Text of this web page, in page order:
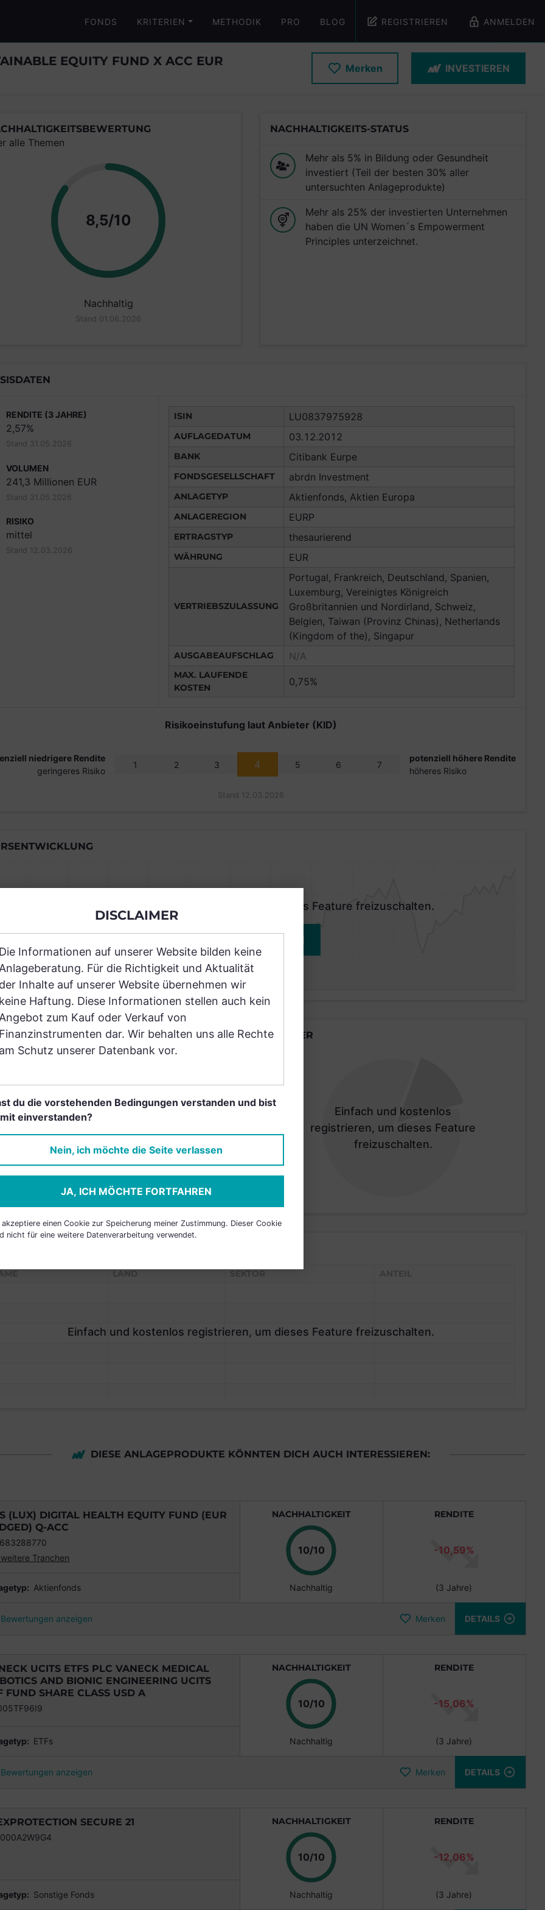
FONDS KRITERIEN METHODIK PRO BLOG REGISTRIEREN ANMELDEN
EQUITY FUND X ACC EUR
Merken INVESTIEREN
alle Themen
8,5/10 Punkte
Nachhaltig
Stand 01.06.2026
NACHHALTIGKEITS-STATUS
Mehr als 5% in Bildung oder Gesundheit
investiert (Teil der besten 30% aller
untersuchten Anlageprodukte)
Mehr als 25% der investierten Unternehmen
haben die UN Women´s Empowerment
Principles unterzeichnet.
RENDITE (3 JAHRE)
2,57%
Stand 31.05.2026
VOLUMEN
241,3 Millionen EUR
Stand 31.05.2026
RISIKO
mittel
Stand 12.03.2026
ISIN LU0837975928
AUFLAGEDATUM 03.12.2012
BANK Citibank Eurpe
FONDSGESELLSCHAFT abrdn Investment
ANLAGETYP Aktienfonds, Aktien Europa
ANLAGEREGION EURP
ERTRAGSTYP thesaurierend
WÄHRUNG EUR
VERTRIEBSZULASSUNG
Portugal, Frankreich, Deutschland, Spanien,
Luxemburg, Vereinigtes Königreich
Großbritannien und Nordirland, Schweiz,
Belgien, Taiwan (Provinz Chinas), Netherlands
(Kingdom of the), Singapur
AUSGABEAUFSCHLAG N/A
MAX. LAUFENDE
KOSTEN
0,75%
Risikoeinstufung laut Anbieter (KID)
niedrigere Rendite
geringeres Risiko
1 2 3 4 5 6 7
potenziell höhere Rendite
höheres Risiko
Stand 12.03.2026
Einfach und kostenlos registrieren, um dieses Feature freizuschalten.
JETZT ANMELDEN
Einfach und kostenlos
freizuschalten.
LÄNDER
Einfach und kostenlos
registrieren, um dieses Feature
freizuschalten.
Einfach und kostenlos registrieren, um dieses Feature freizuschalten.
DIESE ANLAGEPRODUKTE KÖNNTEN DICH AUCH INTERESSIEREN:
(LUX) DIGITAL HEALTH EQUITY FUND (EUR
Q-ACC
Tranchen
Aktienfonds
NACHHALTIGKEIT
10/10Punkte
Nachhaltig
RENDITE
-10,59%
(3 Jahre)
Bewertungen anzeigen Merken DETAILS
UCITS ETFS PLC VANECK MEDICAL
AND BIONIC ENGINEERING UCITS
FUND SHARE CLASS USD A
ETFs
NACHHALTIGKEIT
10/10Punkte
Nachhaltig
RENDITE
-15,06%
(3 Jahre)
Bewertungen anzeigen Merken DETAILS
SECURE 21
Sonstige Fonds
NACHHALTIGKEIT
10/10Punkte
Nachhaltig
RENDITE
-12,06%
(3 Jahre)
DISCLAIMER
Die Informationen auf unserer Website bilden keine
Anlageberatung. Für die Richtigkeit und Aktualität
der Inhalte auf unserer Website übernehmen wir
keine Haftung. Diese Informationen stellen auch kein
Angebot zum Kauf oder Verkauf von
Finanzinstrumenten dar. Wir behalten uns alle Rechte
am Schutz unserer Datenbank vor.
du die vorstehenden Bedingungen verstanden und bist
einverstanden?
Nein, ich möchte die Seite verlassen
JA, ICH MÖCHTE FORTFAHREN
akzeptiere einen Cookie zur Speicherung meiner Zustimmung. Dieser Cookie
nicht für eine weitere Datenverarbeitung verwendet.